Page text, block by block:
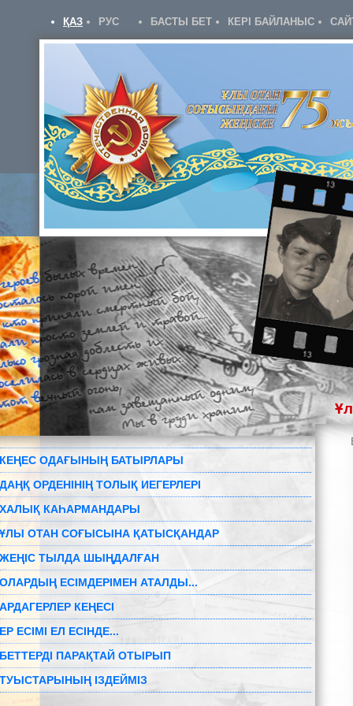
ҚАЗ РУС БАСТЫ БЕТ КЕРІ БАЙЛАНЫС
КЕҢЕС ОДАҒЫНЫҢ БАТЫРЛАРЫ
ДАҢҚ ОРДЕНІНІҢ ТОЛЫҚ ИЕГЕРЛЕРІ
ХАЛЫҚ КАҺАРМАНДАРЫ
ҰЛЫ ОТАН СОҒЫСЫНА ҚАТЫСҚАНДАР
ЖЕҢІС ТЫЛДА ШЫҢДАЛҒАН
ОЛАРДЫҢ ЕСІМДЕРІМЕН АТАЛДЫ...
АРДАГЕРЛЕР КЕҢЕСІ
ЕР ЕСІМІ ЕЛ ЕСІНДЕ...
БЕТТЕРДІ ПАРАҚТАЙ ОТЫРЫП
ТУЫСТАРЫНЫҢ ІЗДЕЙМІЗ